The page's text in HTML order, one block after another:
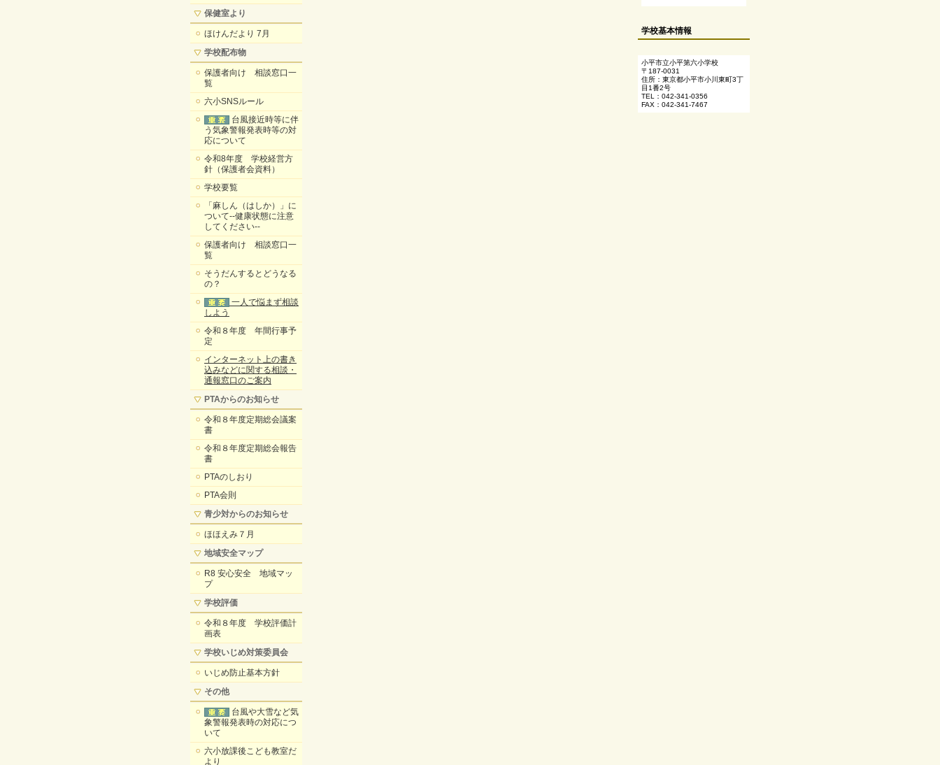
保健室より
ほけんだより 7月
学校配布物
保護者向け 相談窓口一
覧
六小SNSルール
台風接近時等に伴
う気象警報発表時等の対
応について
令和8年度 学校経営方
針（保護者会資料）
学校要覧
「麻しん（はしか）」に
ついて--健康状態に注意
してください--
保護者向け 相談窓口一
覧
そうだんするとどうなる
の？
一人で悩まず相談
しよう
令和８年度 年間行事予
定
インターネット上の書き
込みなどに関する相談・
通報窓口のご案内
PTAからのお知らせ
令和８年度定期総会議案
書
令和８年度定期総会報告
書
PTAのしおり
PTA会則
青少対からのお知らせ
ほほえみ７月
地域安全マップ
R8 安心安全 地域マッ
プ
学校評価
令和８年度 学校評価計
画表
学校いじめ対策委員会
いじめ防止基本方針
その他
台風や大雪など気
象警報発表時の対応につ
いて
六小放課後こども教室だ
より
学校基本情報
小平市立小平第六小学校
〒187-0031
住所：東京都小平市小川東町3丁
目1番2号
TEL：042-341-0356
FAX：042-341-7467